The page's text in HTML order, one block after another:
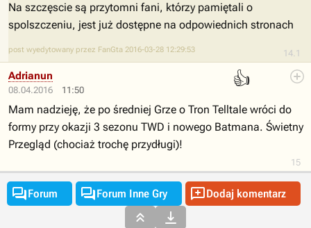
14.1
Na szczęscie są przytomni fani, którzy pamiętali o
spolszczeniu, jest już dostępne na odpowiednich stronach
post wyedytowany przez FanGta 2016-03-28 12:29:53
08.04.2016 11:50
👍
15
Adrianun
Mam nadzieję, że po średniej Grze o Tron Telltale wróci do
formy przy okazji 3 sezonu TWD i nowego Batmana. Świetny
Przegląd (chociaż trochę przydługi)!
Forum Forum Inne Gry Dodaj komentarz
 